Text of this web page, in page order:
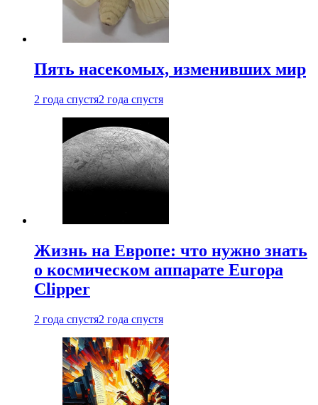
Пять насекомых, изменивших мир
2 года спустя2 года спустя
Жизнь на Европе: что нужно знать
о космическом аппарате Europa
Clipper
2 года спустя2 года спустя